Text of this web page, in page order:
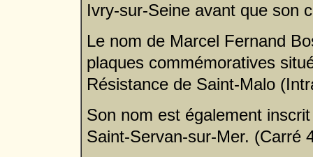
Ivry-sur-Seine avant que son
Le nom de Marcel Fernand
plaques commémoratives
Résistance de Saint-Malo
Son nom est également
Saint-Servan-sur-Mer. (Carré